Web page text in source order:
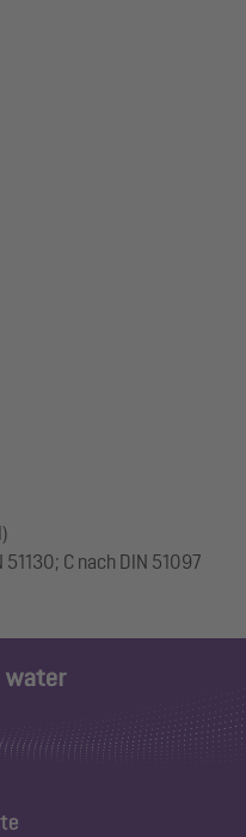
C nach DIN 51097